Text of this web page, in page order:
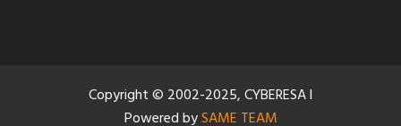
Copyright © 2002-2025, CYBERESA l
Powered bySAME TEAM